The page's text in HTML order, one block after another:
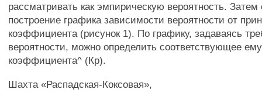
рассматривать как эмпирическую вероятность.
построение графика зависимости вероятности от
коэффициента (рисунок 1). По графику, задаваясь
вероятности, можно определить соответствующее
коэффициента^ (Кр).
Шахта «Распадская-Коксовая»,